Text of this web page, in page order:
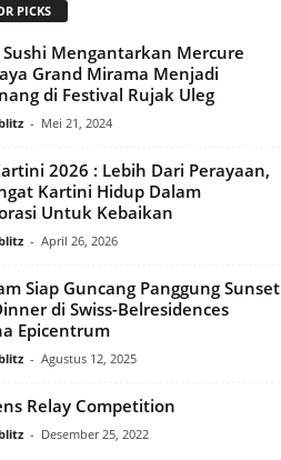
PICKS
Sushi Mengantarkan Mercure
Grand Mirama Menjadi
di Festival Rujak Uleg
- Mei 21, 2024
2026 : Lebih Dari Perayaan,
Kartini Hidup Dalam
Untuk Kebaikan
- April 26, 2026
Siap Guncang Panggung Sunset
di Swiss-Belresidences
Epicentrum
- Agustus 12, 2025
Relay Competition
- Desember 25, 2022